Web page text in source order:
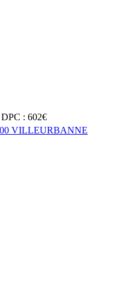
: 602€
VILLEURBANNE